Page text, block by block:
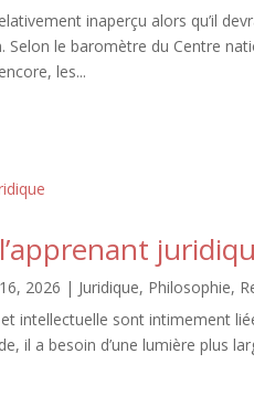
inaperçu alors qu’il
le baromètre du Centre
les...
2026 | Juridique, Philosophie,
intellectuelle sont intimement
il a besoin d’une lumière plus